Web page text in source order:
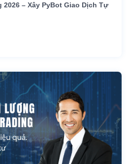
2026 – Xây PyBot Giao Dịch Tự